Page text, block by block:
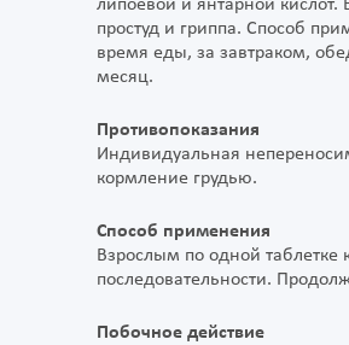
липоевой и янтарной
простуд и гриппа. Способ
время еды, за завтраком,
месяц.
Противопоказания
Индивидуальная
кормление грудью.
Способ применения
Взрослым по одной
последовательности.
Побочное действие